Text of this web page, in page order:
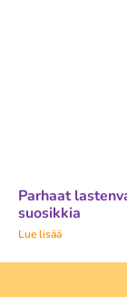
Parhaat
suosikkia
Lue lisää